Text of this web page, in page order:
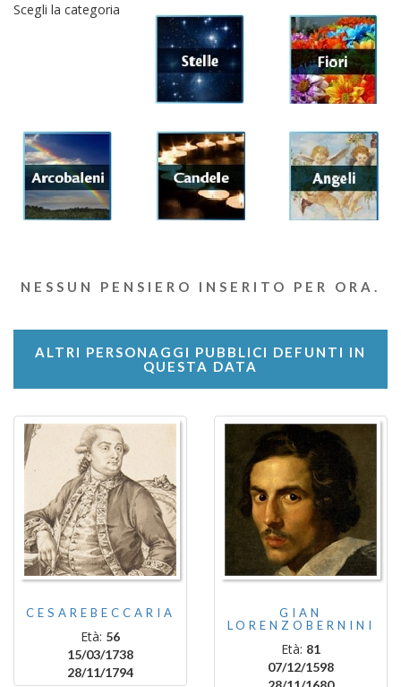
Scegli la categoria
NESSUN PENSIERO INSERITO PER ORA.
ALTRI PERSONAGGI PUBBLICI DEFUNTI IN
QUESTA DATA
CESAREBECCARIA
Età: 56
15/03/1738
28/11/1794
GIAN
LORENZOBERNINI
Età: 81
07/12/1598